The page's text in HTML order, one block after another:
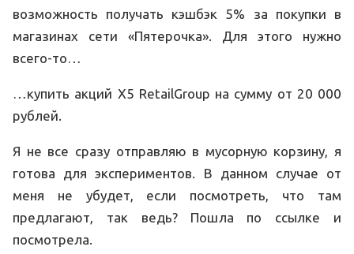
возможность получать кэшбэк 5% за покупки в
магазинах сети «Пятерочка». Для этого нужно
всего-то…
…купить акций X5 RetailGroup на сумму от 20 000
рублей.
Я не все сразу отправляю в мусорную корзину, я
готова для экспериментов. В данном случае от
меня не убудет, если посмотреть, что там
предлагают, так ведь? Пошла по ссылке и
посмотрела.